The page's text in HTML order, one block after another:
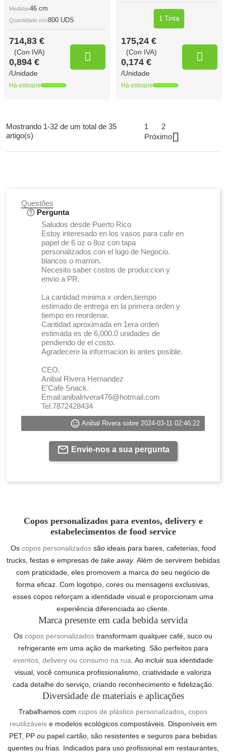
Medidas46 cm
Quantidade mín800 UDS
714,83 €
(Con IVA)
0,894 €
/Unidade
Há estoque
1 Tinta
175,24 €
(Con IVA)
0,174 €
/Unidade
Há estoque
Mostrando 1-32 de um total de 35
artigo(s)
1
2
Próximo
Questões
Pergunta
Saludos desde Puerto Rico
Estoy interesado en los vasos para cafe en
papel de 6 oz o 8oz con tapa
personalizados con el logo de Negocio.
blancos o marron.
Necesito saber costos de produccion y
envio a PR.
La cantidad minima x orden,tiempo
estimado de entrega en la primera orden y
tiempo en reordenar.
Cantidad aproximada en 1era orden
estimada es de 6,000.0 unidades de
pendiendo de el costo.
Agradecere la informacion lo antes posible.
CEO.
Anibal Rivera Hernandez
E'Cafe Snack.
Email:anibalrivera476@hotmail.com
Tel.7872428434
Anibal Rivera sobre 2024-03-11 02:46:22
Envie-nos a sua pergunta
Copos personalizados para eventos, delivery e
estabelecimentos de food service
Os copos personalizadossão ideais para bares, cafeterias, food
trucks, festas e empresas de take away. Além de servirem bebidas
com praticidade, eles promovem a marca do seu negócio de
forma eficaz. Com logotipo, cores ou mensagens exclusivas,
esses copos reforçam a identidade visual e proporcionam uma
experiência diferenciada ao cliente.
Marca presente em cada bebida servida
Os copos personalizados transformam qualquer café, suco ou
refrigerante em uma ação de marketing. São perfeitos para
eventos, delivery ou consumo na rua . Ao incluir sua identidade
visual, você comunica profissionalismo, criatividade e valoriza
cada detalhe do serviço, criando reconhecimento e fidelização.
Diversidade de materiais e aplicações
Trabalhamos com copos de plástico personalizados copos
reutilizáveise modelos ecológicos compostáveis. Disponíveis em
PET, PP ou papel cartão, são resistentes e seguros para bebidas
quentes ou frias. Indicados para uso profissional em restaurantes,